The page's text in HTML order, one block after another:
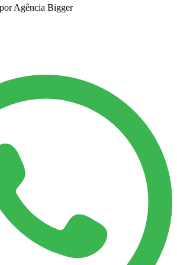
Agência Bigger